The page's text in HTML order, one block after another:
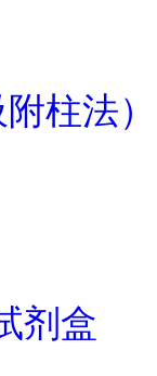
柱法）
剂盒